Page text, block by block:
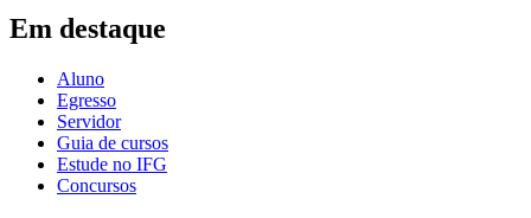
Em destaque
Aluno
Egresso
Servidor
Guia de cursos
Estude no IFG
Concursos